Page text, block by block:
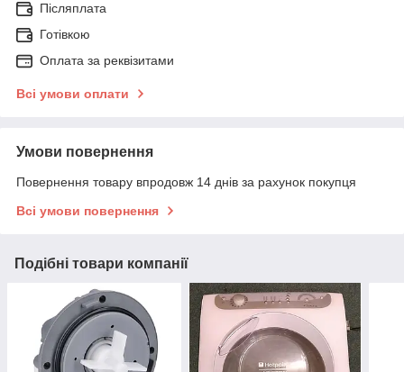
Післяплата
Готівкою
Оплата за реквізитами
Всі умови оплати
Умови повернення
Повернення товару впродовж 14 днів за рахунок покупця
Всі умови повернення
Подібні товари компанії